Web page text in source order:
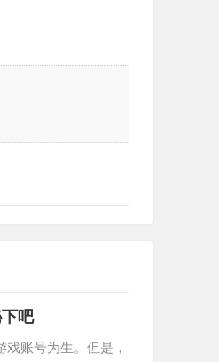
吧
账号为生。但是，